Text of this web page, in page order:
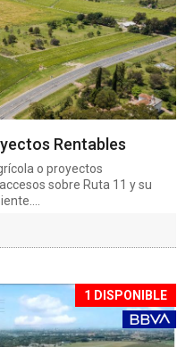
Rentables
o proyectos
sobre Ruta 11 y su
1 DISPONIBLE